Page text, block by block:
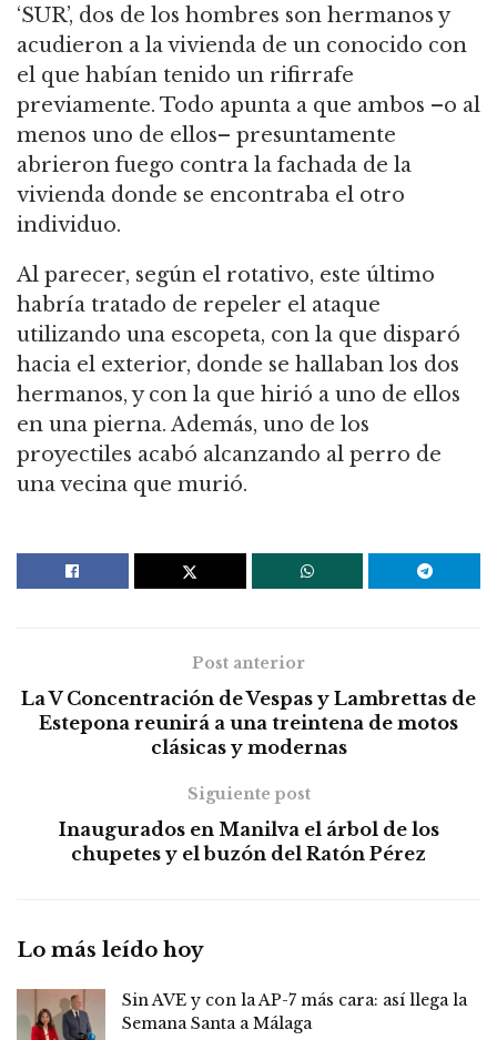
‘SUR’, dos de los hombres son hermanos y
acudieron a la vivienda de un conocido con
el que habían tenido un rifirrafe
previamente. Todo apunta a que ambos –o al
menos uno de ellos– presuntamente
abrieron fuego contra la fachada de la
vivienda donde se encontraba el otro
individuo.
Al parecer, según el rotativo, este último
habría tratado de repeler el ataque
utilizando una escopeta, con la que disparó
hacia el exterior, donde se hallaban los dos
hermanos, y con la que hirió a uno de ellos
en una pierna. Además, uno de los
proyectiles acabó alcanzando al perro de
una vecina que murió.
Post anterior
La V Concentración de Vespas y Lambrettas de
Estepona reunirá a una treintena de motos
clásicas y modernas
Siguiente post
Inaugurados en Manilva el árbol de los
chupetes y el buzón del Ratón Pérez
Lo más leído hoy
Sin AVE y con la AP-7 más cara: así llega la
Semana Santa a Málaga